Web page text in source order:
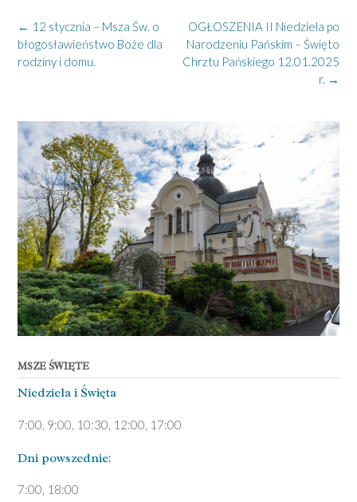
Post
navigation
OGŁOSZENIA II Niedziela po
Narodzeniu Pańskim – Święto
Chrztu Pańskiego 12.01.2025
r. →
← 12 stycznia – Msza Św. o
błogosławieństwo Boże dla
rodziny i domu.
MSZE ŚWIĘTE
Niedziela ­i Święta
7:00, 9:00, 10:30, 12:00, 17:00
Dni pows­zednie:
7­:00, 18:00­